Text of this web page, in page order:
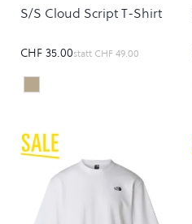
S/S Cloud Script T-Shirt
CHF 35.00statt CHF 49.00
Colour
BARCHAN